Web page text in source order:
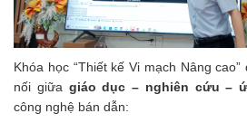
Khóa học “Thiết kế Vi mạch Nâng
nối giữa giáo dục – nghiên cứu –
công nghệ bán dẫn: